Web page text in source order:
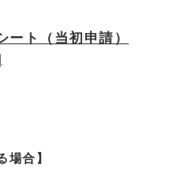
ート（当初申請）
場合】